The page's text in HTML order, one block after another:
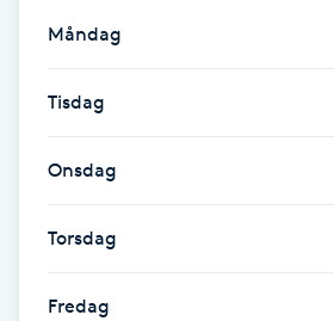
Gel naglar
Gelenaglar
Gellack
Gellack med förstärkning
Måndag
Tisdag
Onsdag
Torsdag
Fredag